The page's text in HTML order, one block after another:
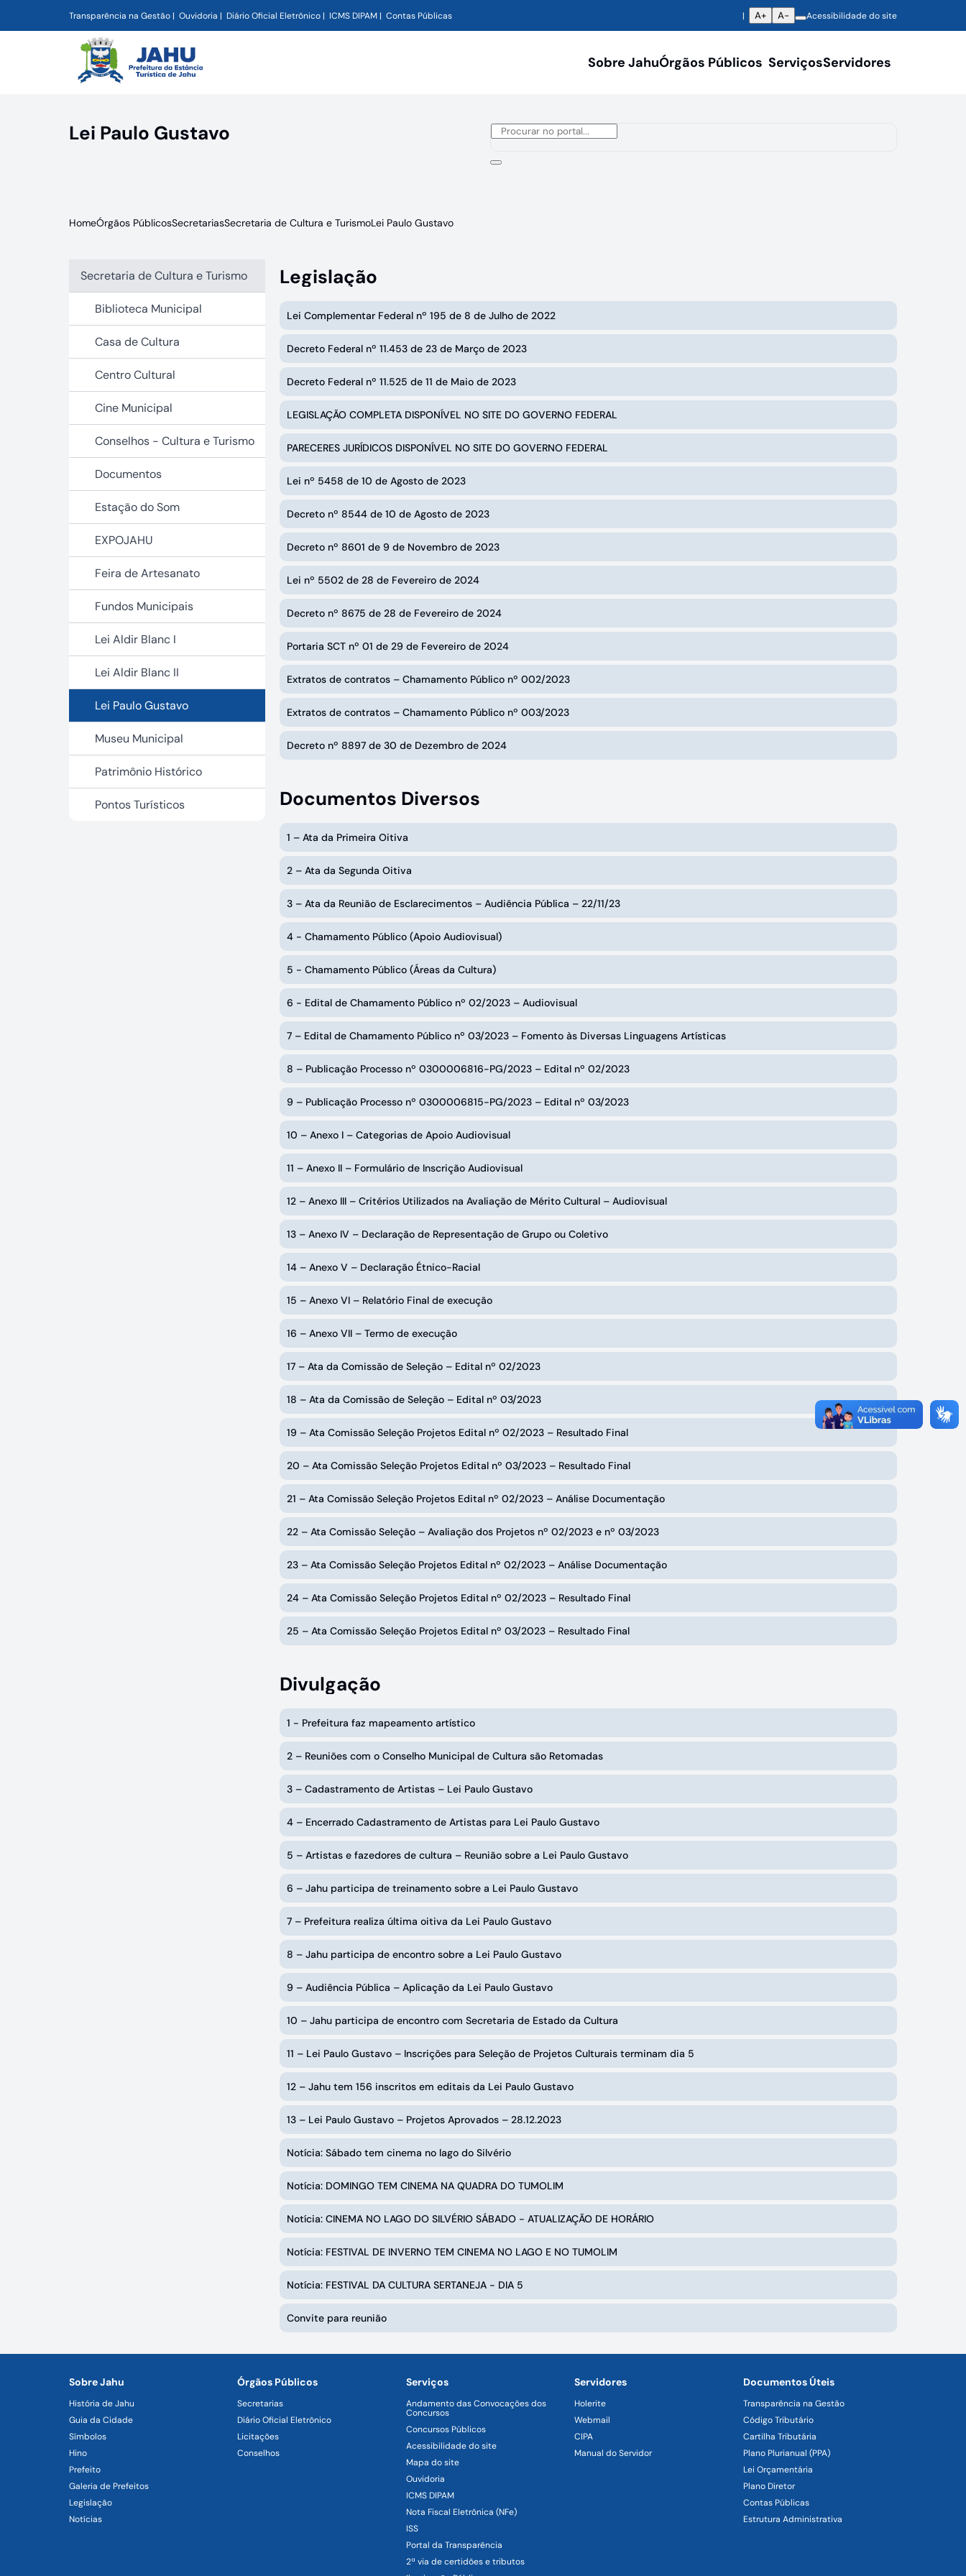
Transparência na Gestão Ouvidoria Diário Oficial Eletrônico ICMS DIPAM Contas Públicas A+ A- Acessibilidade do site
Sobre JahuÓrgãos Públicos ServiçosServidores
Lei Paulo Gustavo
HomeÓrgãos PúblicosSecretariasSecretaria de Cultura e TurismoLei Paulo Gustavo
Secretaria de Cultura e Turismo
Biblioteca Municipal
Casa de Cultura
Centro Cultural
Cine Municipal
Conselhos - Cultura e Turismo
Documentos
Estação do Som
EXPOJAHU
Feira de Artesanato
Fundos Municipais
Lei Aldir Blanc I
Lei Aldir Blanc II
Lei Paulo Gustavo
Museu Municipal
Patrimônio Histórico
Pontos Turísticos
Legislação
Lei Complementar Federal nº 195 de 8 de Julho de 2022
Decreto Federal nº 11.453 de 23 de Março de 2023
Decreto Federal nº 11.525 de 11 de Maio de 2023
LEGISLAÇÃO COMPLETA DISPONÍVEL NO SITE DO GOVERNO FEDERAL
PARECERES JURÍDICOS DISPONÍVEL NO SITE DO GOVERNO FEDERAL
Lei nº 5458 de 10 de Agosto de 2023
Decreto nº 8544 de 10 de Agosto de 2023
Decreto nº 8601 de 9 de Novembro de 2023
Lei nº 5502 de 28 de Fevereiro de 2024
Decreto nº 8675 de 28 de Fevereiro de 2024
Portaria SCT nº 01 de 29 de Fevereiro de 2024
Extratos de contratos – Chamamento Público nº 002/2023
Extratos de contratos – Chamamento Público nº 003/2023
Decreto nº 8897 de 30 de Dezembro de 2024
Documentos Diversos
1 – Ata da Primeira Oitiva
2 – Ata da Segunda Oitiva
3 – Ata da Reunião de Esclarecimentos – Audiência Pública – 22/11/23
4 - Chamamento Público (Apoio Audiovisual)
5 - Chamamento Público (Áreas da Cultura)
6 - Edital de Chamamento Público nº 02/2023 – Audiovisual
7 – Edital de Chamamento Público nº 03/2023 – Fomento às Diversas Linguagens Artísticas
8 – Publicação Processo nº 0300006816-PG/2023 – Edital nº 02/2023
9 – Publicação Processo nº 0300006815-PG/2023 – Edital nº 03/2023
10 – Anexo I – Categorias de Apoio Audiovisual
11 – Anexo II – Formulário de Inscrição Audiovisual
12 – Anexo III – Critérios Utilizados na Avaliação de Mérito Cultural – Audiovisual
13 – Anexo IV – Declaração de Representação de Grupo ou Coletivo
14 – Anexo V – Declaração Étnico-Racial
15 – Anexo VI – Relatório Final de exe‌cução
16 – Anexo VII – Termo de exe‌cução
17 – Ata da Comissão de Seleção – Edital nº 02/2023
18 – Ata da Comissão de Seleção – Edital nº 03/2023
19 – Ata Comissão Seleção Projetos Edital nº 02/2023 – Resultado Final
20 – Ata Comissão Seleção Projetos Edital nº 03/2023 – Resultado Final
21 – Ata Comissão Seleção Projetos Edital nº 02/2023 – Análise Documentação
22 – Ata Comissão Seleção – Avaliação dos Projetos nº 02/2023 e nº 03/2023
23 – Ata Comissão Seleção Projetos Edital nº 02/2023 – Análise Documentação
24 – Ata Comissão Seleção Projetos Edital nº 02/2023 – Resultado Final
25 – Ata Comissão Seleção Projetos Edital nº 03/2023 – Resultado Final
Divulgação
1 - Prefeitura faz mapeamento artístico
2 – Reuniões com o Conselho Municipal de Cultura são Retomadas
3 – Cadastramento de Artistas – Lei Paulo Gustavo
4 – Encerrado Cadastramento de Artistas para Lei Paulo Gustavo
5 – Artistas e fazedores de cultura – Reunião sobre a Lei Paulo Gustavo
6 – Jahu participa de treinamento sobre a Lei Paulo Gustavo
7 – Prefeitura realiza última oitiva da Lei Paulo Gustavo
8 – Jahu participa de encontro sobre a Lei Paulo Gustavo
9 – Audiência Pública – Aplicação da Lei Paulo Gustavo
10 – Jahu participa de encontro com Secretaria de Estado da Cultura
11 – Lei Paulo Gustavo – Inscrições para Seleção de Projetos Culturais terminam dia 5
12 – Jahu tem 156 inscritos em editais da Lei Paulo Gustavo
13 – Lei Paulo Gustavo – Projetos Aprovados – 28.12.2023
Notícia: Sábado tem cinema no lago do Silvério
Notícia: DOMINGO TEM CINEMA NA QUADRA DO TUMOLIM
Notícia: CINEMA NO LAGO DO SILVÉRIO SÁBADO - ATUALIZAÇÃO DE HORÁRIO
Notícia: FESTIVAL DE INVERNO TEM CINEMA NO LAGO E NO TUMOLIM
Notícia: FESTIVAL DA CULTURA SERTANEJA - DIA 5
Convite para reunião
Sobre Jahu
História de Jahu
Guia da Cidade
Símbolos
Hino
Prefeito
Galeria de Prefeitos
Legislação
Notícias
Órgãos Públicos
Secretarias
Diário Oficial Eletrônico
Licitações
Conselhos
Serviços
Andamento das Convocações dos
Concursos
Concursos Públicos
Acessibilidade do site
Mapa do site
Ouvidoria
ICMS DIPAM
Nota Fiscal Eletrônica (NFe)
ISS
Portal da Transparência
2ª via de certidões e tributos
Servidores
Holerite
Webmail
CIPA
Manual do Servidor
Documentos Úteis
Transparência na Gestão
Código Tributário
Cartilha Tributária
Plano Plurianual (PPA)
Lei Orçamentária
Plano Diretor
Contas Públicas
Estrutura Administrativa